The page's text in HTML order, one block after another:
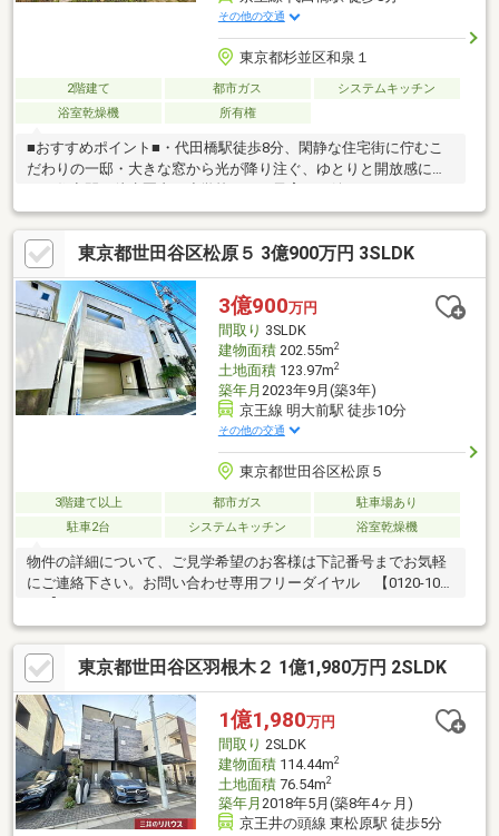
その他の交通
東京都杉並区和泉１
2階建て 都市ガス
システムキッチン
浴室乾燥機
所有権
■おすすめポイント■・代田橋駅徒歩8分、閑静な住宅街に佇むこ
だわりの一邸・大きな窓から光が降り注ぐ、ゆとりと開放感に満
仕事帰りのご見学も大歓迎・探し始めのお客様、正しい家探しを
お伝えします＊ご来店頂きアンケート回答でギフトカードプレゼ
ント！■交通アクセス■・京王線【代田橋】駅徒歩8分------------------
----お気軽に下記の《資料請求》又は《見学予約》ボタンをクリッ
ク！又は大和アクタス 0120-105-111(通話無料)まで
東京都世田谷区松原５ 3億900万円 3SLDK
3億900万円
間取り 3SLDK
建物面積202.55m2
土地面積123.97m2
築年月 2023年9月(築3年)
京王線 明大前駅 徒歩10分
その他の交通
東京都世田谷区松原５
3階建て以上 都市ガス
駐車場あり
駐車2台
システムキッチン 浴室乾燥機
物件の詳細について、ご見学希望のお客様は下記番号までお気軽
にご連絡下さい。お問い合わせ専用フリーダイヤル 【0120-104-
124】
東京都世田谷区羽根木２ 1億1,980万円 2SLDK
1億1,980万円
間取り 2SLDK
建物面積114.44m2
土地面積76.54m2
築年月 2018年5月(築8年4ヶ月)
京王井の頭線 東松原駅 徒歩5分